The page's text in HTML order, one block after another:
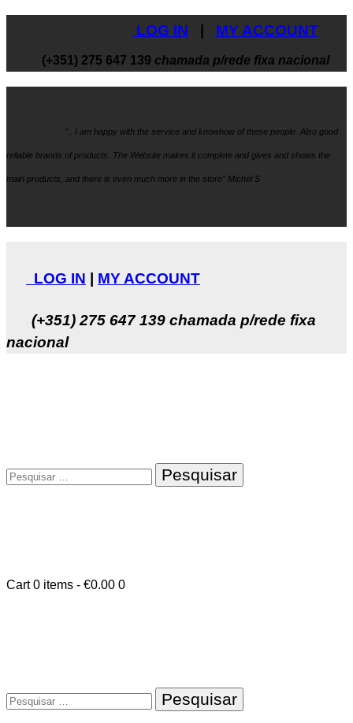
LOG IN MY ACCOUNT
(+351) 275 647 139 chamada p/rede fixa nacional
".. I am happy with the service and knowhow of these people. Also good
reliable brands of products. The Website makes it complete and gives and shows the
main products, and there is even much more in the store" Michël S
LOG IN MY ACCOUNT
(+351) 275 647 139 chamada p/rede fixa
nacional
Pesquisar
por:
Cart 0 items - €0.00 0
Pesquisar
por: